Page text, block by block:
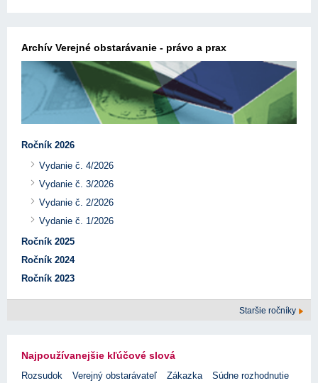
Archív Verejné obstarávanie - právo a prax
Ročník 2026
Vydanie č. 4/2026
Vydanie č. 3/2026
Vydanie č. 2/2026
Vydanie č. 1/2026
Ročník 2025
Ročník 2024
Ročník 2023
Staršie ročníky
Najpoužívanejšie kľúčové slová
Rozsudok Verejný obstarávateľ Zákazka
Súdne rozhodnutie